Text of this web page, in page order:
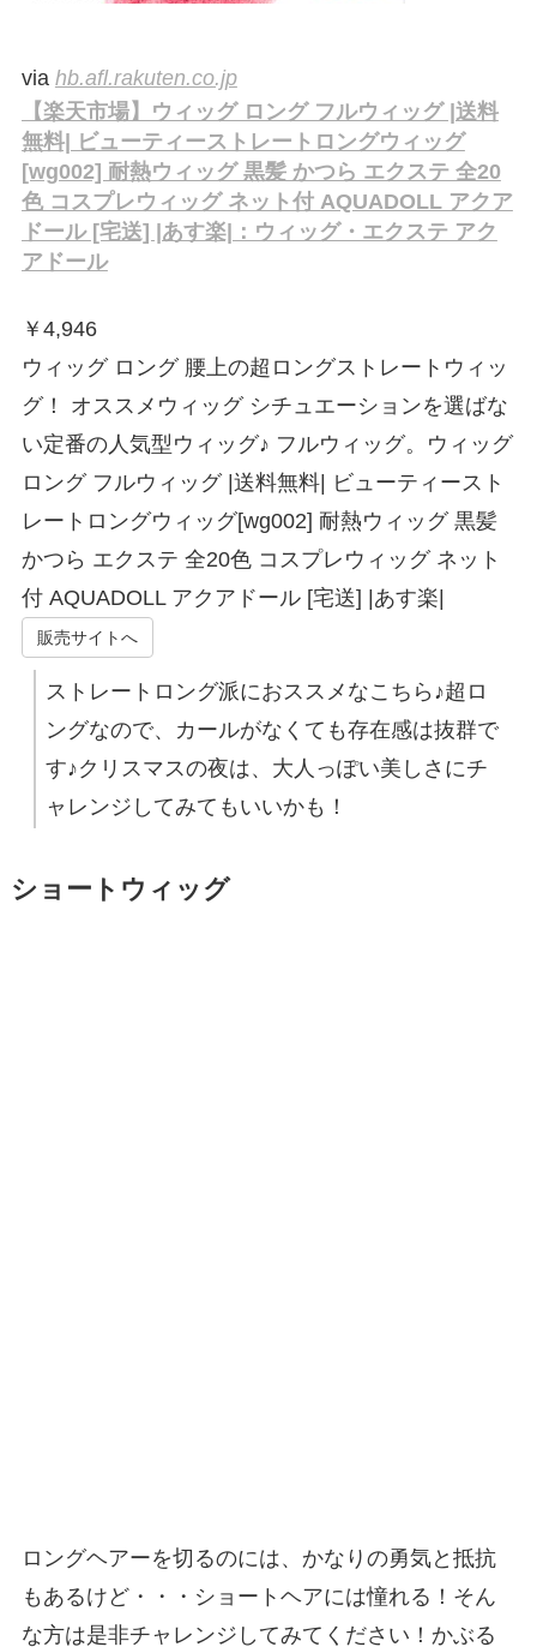
via hb.afl.rakuten.co.jp
【楽天市場】ウィッグ ロング フルウィッグ |送料
無料| ビューティーストレートロングウィッグ
[wg002] 耐熱ウィッグ 黒髪 かつら エクステ 全20
色 コスプレウィッグ ネット付 AQUADOLL アクア
ドール [宅送] |あす楽|：ウィッグ・エクステ アク
アドール
￥ 4,946
ウィッグ ロング 腰上の超ロングストレートウィッ
グ！ オススメウィッグ シチュエーションを選ばな
い定番の人気型ウィッグ♪ フルウィッグ。ウィッグ
ロング フルウィッグ |送料無料| ビューティースト
レートロングウィッグ[wg002] 耐熱ウィッグ 黒髪
かつら エクステ 全20色 コスプレウィッグ ネット
付 AQUADOLL アクアドール [宅送] |あす楽|
販売サイトへ
ストレートロング派におススメなこちら♪超ロ
ングなので、カールがなくても存在感は抜群で
す♪クリスマスの夜は、大人っぽい美しさにチ
ャレンジしてみてもいいかも！
ショートウィッグ
ロングヘアーを切るのには、かなりの勇気と抵抗
もあるけど・・・ショートヘアには憧れる！そん
な方は是非チャレンジしてみてください！かぶる